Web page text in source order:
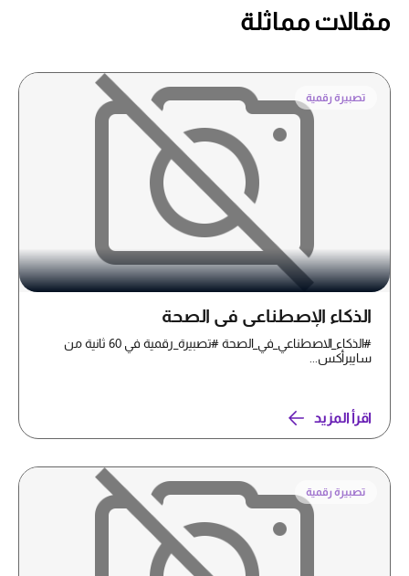
مقالات مماثلة
تصبيرة رقمية
الذكاء الإصطناعي في الصحة
#الذكاء_الاصطناعي_في_الصحة #تصبيرة_رقمية في 60 ثانية من
سايبرأكس...
اقرأ المزيد
تصبيرة رقمية